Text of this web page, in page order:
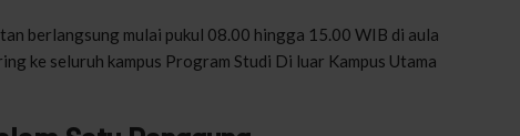
berlangsung mulai pukul 08.00 hingga 15.00 WIB di aula
ke seluruh kampus Program Studi Di luar Kampus Utama